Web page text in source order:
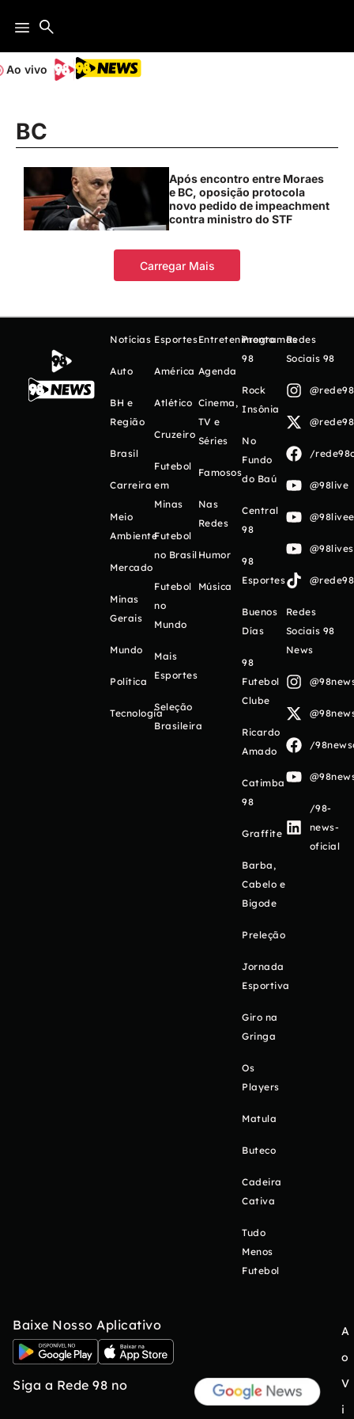
Ao vivo
BC
Após encontro entre Moraes
e BC, oposição protocola
novo pedido de impeachment
contra ministro do STF
Carregar Mais
Notícias
Auto
BH e
Região
Brasil
Carreira
Meio
Ambiente
Mercado
Minas
Gerais
Mundo
Política
Tecnologia
Esportes
América
Atlético
Cruzeiro
Futebol
em
Minas
Futebol
no Brasil
Futebol
no
Mundo
Mais
Esportes
Seleção
Brasileira
Entretenimento
Agenda
Cinema,
TV e
Séries
Famosos
Nas
Redes
Humor
Música
Programas
98
Rock
Insônia
No
Fundo
do Baú
Central
98
98
Esportes
Buenos
Días
98
Futebol
Clube
Ricardo
Amado
Catimba
98
Graffite
Barba,
Cabelo e
Bigode
Preleção
Jornada
Esportiva
Giro na
Gringa
Os
Players
Matula
Buteco
Cadeira
Cativa
Tudo
Menos
Futebol
Redes
Sociais 98
/
@98live
Redes
Sociais 98
News
/
/98-
news-
oficial
Baixe Nosso Aplicativo
Siga a Rede 98 no
A
o
V
i